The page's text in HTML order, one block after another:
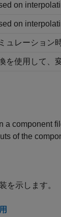
on
on
ュレーション
を使用して、
a component
of the
を示します。